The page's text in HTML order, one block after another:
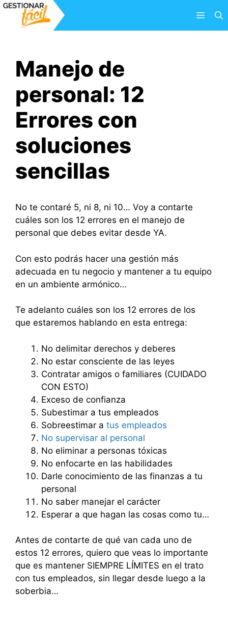
Saltar
Menú
Manejo de
personal: 12
Errores con
soluciones
sencillas
No te contaré 5, ni 8, ni 10… Voy a contarte
cuáles son los 12 errores en el manejo de
personal que debes evitar desde YA.
Con esto podrás hacer una gestión más
adecuada en tu negocio y mantener a tu equipo
en un ambiente armónico…
Te adelanto cuáles son los 12 errores de los
que estaremos hablando en esta entrega:
No delimitar derechos y deberes
No estar consciente de las leyes
Contratar amigos o familiares (CUIDADO
CON ESTO)
Exceso de confianza
Subestimar a tus empleados
Sobreestimar a tus empleados
No supervisar al personal
No eliminar a personas tóxicas
No enfocarte en las habilidades
Darle conocimiento de las finanzas a tu
personal
No saber manejar el carácter
Esperar a que hagan las cosas como tu…
Antes de contarte de qué van cada uno de
estos 12 errores, quiero que veas lo importante
que es mantener SIEMPRE LÍMITES en el trato
con tus empleados, sin llegar desde luego a la
soberbia…